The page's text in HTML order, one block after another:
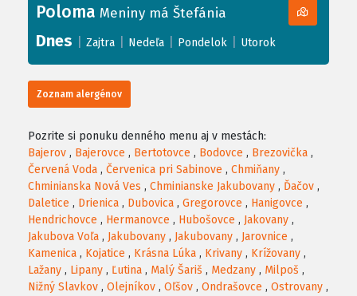
+
−
Poloma Meniny má Štefánia
Dnes Zajtra Nedeľa Pondelok Utorok
Zoznam alergénov
Pozrite si ponuku denného menu aj v mestách:
Bajerov , Bajerovce , Bertotovce , Bodovce , Brezovička ,
Červená Voda , Červenica pri Sabinove , Chmiňany ,
Chminianska Nová Ves , Chminianske Jakubovany , Ďačov ,
Daletice , Drienica , Dubovica , Gregorovce , Hanigovce ,
Hendrichovce , Hermanovce , Hubošovce , Jakovany ,
Jakubova Voľa , Jakubovany , Jakubovany , Jarovnice ,
Kamenica , Kojatice , Krásna Lúka , Krivany , Krížovany ,
Lažany , Lipany , Ľutina , Malý Šariš , Medzany , Milpoš ,
Nižný Slavkov , Olejníkov , Oľšov , Ondrašovce , Ostrovany ,